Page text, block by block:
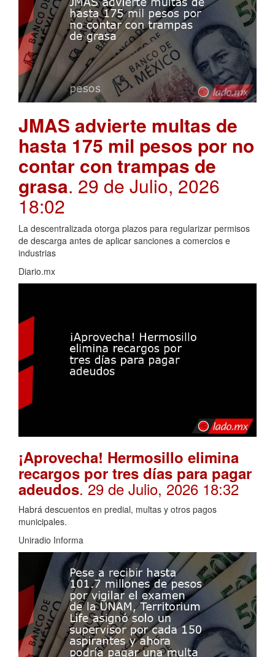
JMAS advierte multas de
hasta 175 mil pesos por no
contar con trampas de
grasa. 29 de Julio, 2026
18:02
La descentralizada otorga plazos para regularizar permisos
de descarga antes de aplicar sanciones a comercios e
industrias
Diario.mx
¡Aprovecha! Hermosillo elimina
recargos por tres días para pagar
adeudos. 29 de Julio, 2026 18:32
Habrá descuentos en predial, multas y otros pagos
municipales.
Uniradio Informa